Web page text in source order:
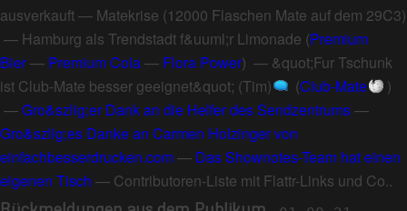
ausverkauft— Matekrise (12000 Flaschen Mate auf dem 29C3)
— Hamburg als Trendstadt f&uuml;r Limonade (Premium
Bier— Premium Cola— Flora Power) — &quot;Fur Tschunk
ist Club-Mate besser geeignet&quot; (Tim)
(Club-Mate
)
—Gro&szlig;er Dank an die Helfer des Sendzentrums—
Gro&szlig;es Danke an Carmen Holzinger von
einfachbesserdrucken.com— Das Shownotes-Team hat einen
eigenen Tisch — Contributoren-Liste mit Flattr-Links und Co..